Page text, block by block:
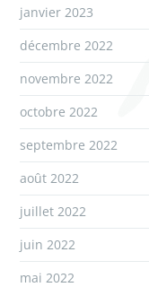
janvier 2023
décembre 2022
novembre 2022
octobre 2022
septembre 2022
août 2022
juillet 2022
juin 2022
mai 2022